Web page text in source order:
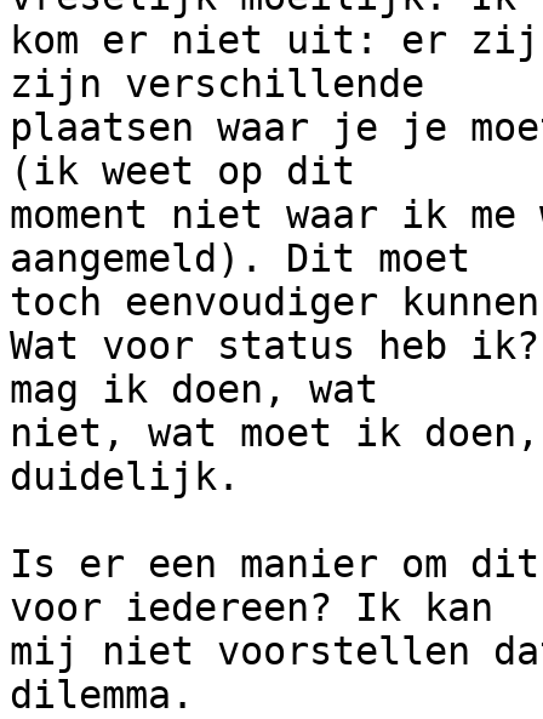
kom er niet uit: er
zijn verschillende
plaatsen waar je je
(ik weet op dit
moment niet waar ik
aangemeld). Dit moet
toch eenvoudiger
Wat voor status heb
mag ik doen, wat
niet, wat moet ik
duidelijk.
Is er een manier om
voor iedereen? Ik kan
mij niet voorstellen
dilemma.